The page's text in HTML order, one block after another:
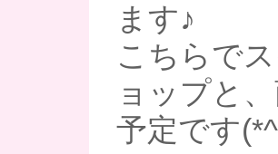
ます♪
こちらで
ョップと
予定です